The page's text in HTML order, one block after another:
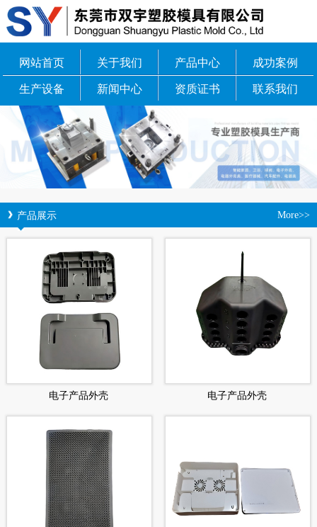
网站首页 关于我们 产品中心
成功案例
生产设备
新闻中心 资质证书 联系我们
More>>
产品展示
电子产品外壳 电子产品外壳